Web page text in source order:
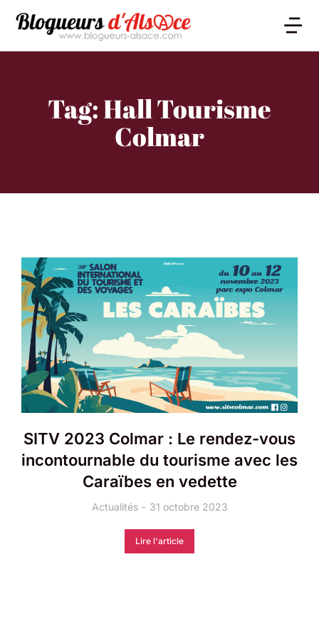
Tag: Hall Tourisme
Colmar
SITV 2023 Colmar : Le rendez-vous
incontournable du tourisme avec les
Caraïbes en vedette
Actualités 31 octobre 2023
Lire l'article